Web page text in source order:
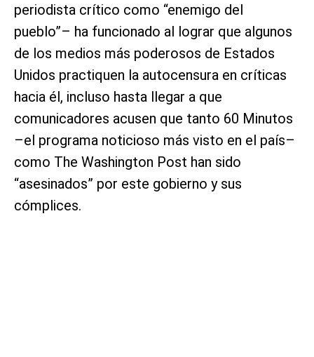
periodista crítico como “enemigo del
pueblo”– ha funcionado al lograr que algunos
de los medios más poderosos de Estados
Unidos practiquen la autocensura en críticas
hacia él, incluso hasta llegar a que
comunicadores acusen que tanto 60 Minutos
–el programa noticioso más visto en el país–
como The Washington Post han sido
“asesinados” por este gobierno y sus
cómplices.